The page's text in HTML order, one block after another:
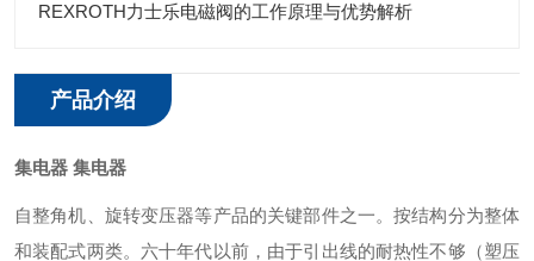
REXROTH力士乐电磁阀的工作原理与优势解析
产品介绍
集电器 集电器
自整角机、旋转变压器等产品的关键部件之一。按结构分为整体
和装配式两类。六十年代以前，由于引出线的耐热性不够（塑压